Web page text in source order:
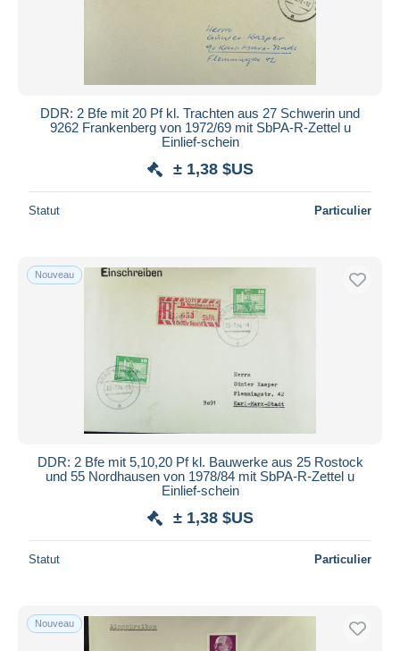
DDR: 2 Bfe mit 20 Pf kl. Trachten aus 27 Schwerin und
9262 Frankenberg von 1972/69 mit SbPA-R-Zettel u
Einlief-schein
± 1,38 $US
Statut Particulier
Nouveau
DDR: 2 Bfe mit 5,10,20 Pf kl. Bauwerke aus 25 Rostock
und 55 Nordhausen von 1978/84 mit SbPA-R-Zettel u
Einlief-schein
± 1,38 $US
Statut Particulier
Nouveau